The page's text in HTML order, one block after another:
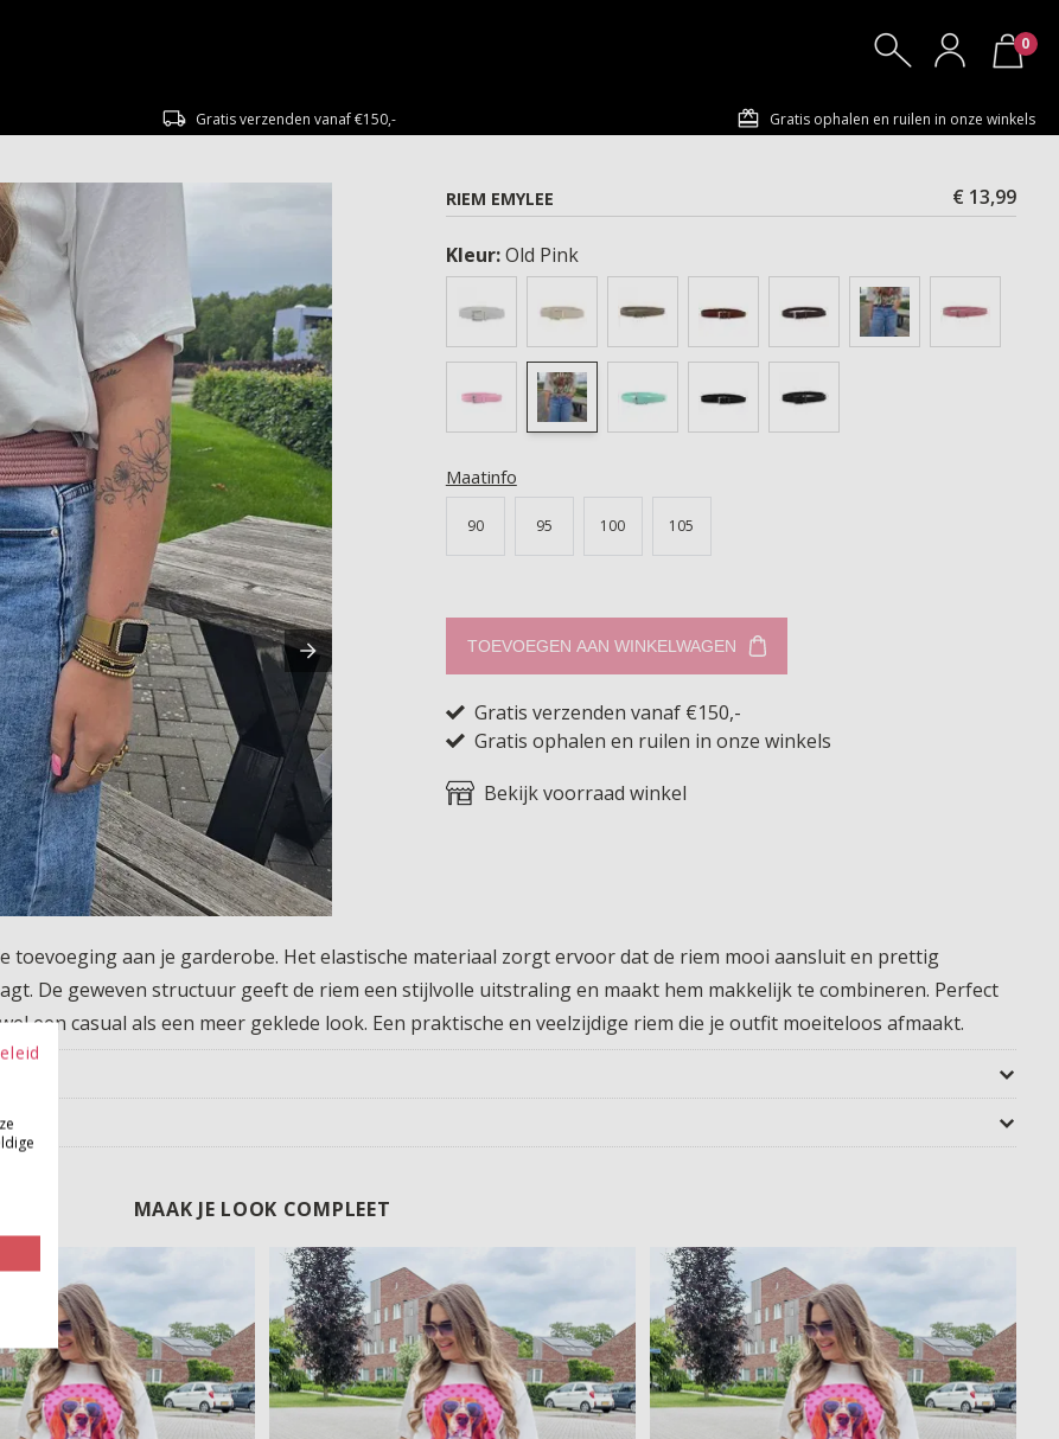
0
Gratis verzenden vanaf €150,- Gratis ophalen en ruilen in onze winkels
RIEM EMYLEE
€ 13,99
Kleur:Old Pink
Maatinfo
90 95 100 105
TOEVOEGEN AAN WINKELWAGEN
Gratis verzenden vanaf €150,-
Gratis ophalen en ruilen in onze winkels
Bekijk voorraad winkel
toevoeging aan je garderobe. Het elastische materiaal zorgt ervoor dat de riem mooi aansluit en prettig
De geweven structuur geeft de riem een stijlvolle uitstraling en maakt hem makkelijk te combineren. Perfect
een casual als een meer geklede look. Een praktische en veelzijdige riem die je outfit moeiteloos afmaakt.
MAAK JE LOOK COMPLEET